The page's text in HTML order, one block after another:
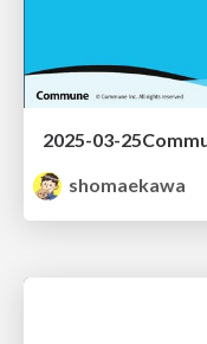
2025-03-
shomaekawa